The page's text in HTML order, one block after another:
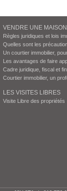
VENDRE UNE
Règles juridiques et lois
Quelles sont les
Un courtier immobilier,
Les avantages de faire
Cadre juridique, fiscal et
Courtier immobilier, un
LES VISITES LIBRES
Visite Libre des propriétés